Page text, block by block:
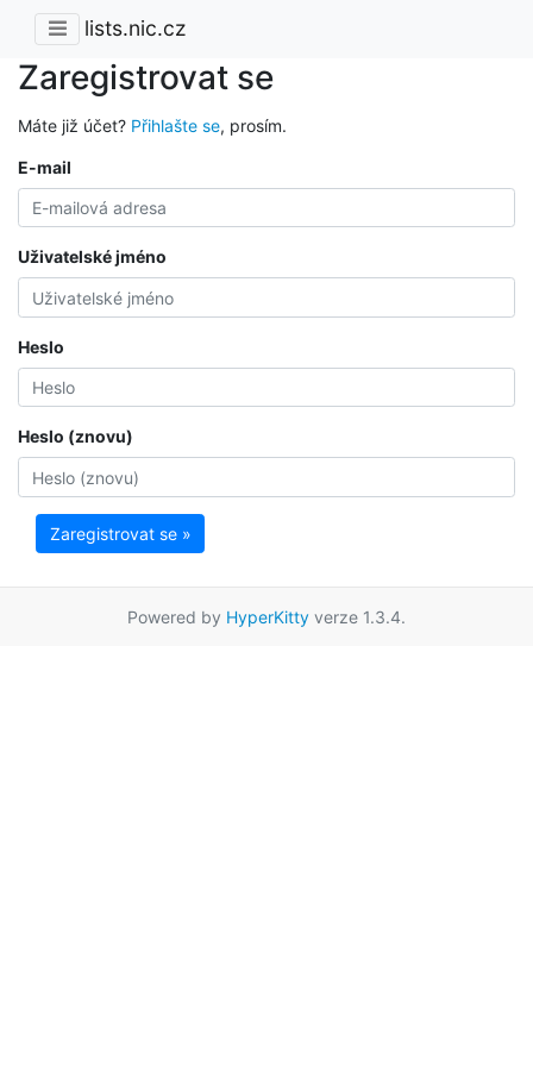
lists.nic.cz
Zaregistrovat se
Máte již účet? Přihlašte se, prosím.
E-mail
Uživatelské jméno
Heslo
Heslo (znovu)
Zaregistrovat se »
Powered by HyperKitty verze 1.3.4.